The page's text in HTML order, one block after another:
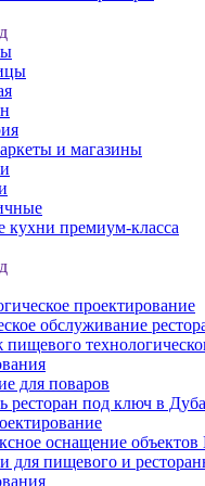
и магазины
кухни премиум-класса
проектирование
обслуживание
для поваров
ресторан под ключ в
оснащение объектов
для пищевого и